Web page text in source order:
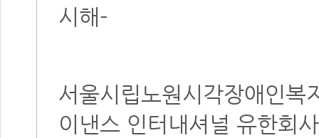
시해-
서울시립노원시각장애인복
이낸스 인터내셔널 유한회